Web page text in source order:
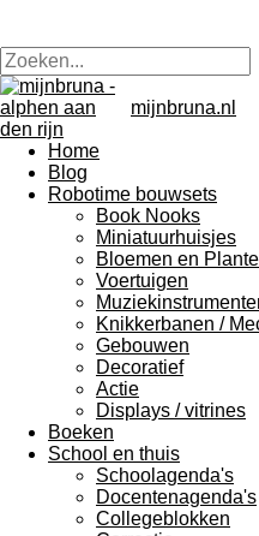
mijnbruna.nl
Home
Blog
Robotime bouwsets
Book Nooks
Miniatuurhuisjes
Bloemen en
Voertuigen
Knikkerbanen /
Gebouwen
Decoratief
Actie
Displays / vitrines
Boeken
School en thuis
Schoolagenda's
Docentenagenda's
Collegeblokken